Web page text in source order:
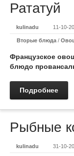
Рататуй
kulinadu 11-10-
Вторые блюда /
Французское
блюдо
Подробнее
Рыбные
kulinadu 31-10-